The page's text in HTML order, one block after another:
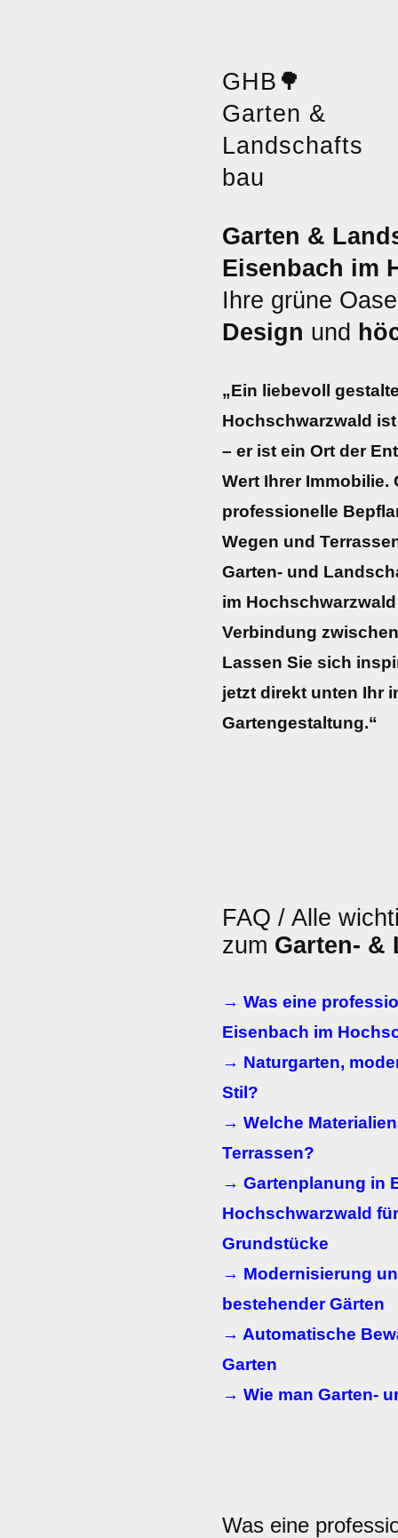
GHB 🌳
Garten &
Landschafts
bau
Garten &
Eisenbach im
Ihre grüne
Design und
„Ein liebevoll
Hochschwarzwald
– er ist ein Ort der
Wert Ihrer
professionelle
Wegen und
Garten- und
im
Verbindung
Lassen Sie sich
jetzt direkt unten Ihr
Gartengestaltung.“
FAQ / Alle
zum Garten- &
→ Was eine
Eisenbach im
→ Naturgarten,
Stil?
→ Welche
Terrassen?
→ Gartenplanung in
Hochschwarzwald
Grundstücke
→ Modernisierung
bestehender Gärten
→ Automatische
Garten
→ Wie man Garten-
Was eine